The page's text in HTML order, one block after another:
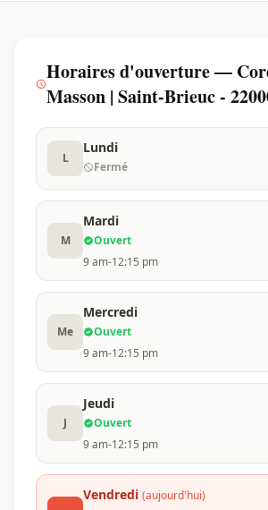
Horaires d'ouverture —
Masson | Saint-Brieuc -
L
Lundi
Fermé
M
Mardi
Ouvert
9 am-12:15 pm
Me
Mercredi
Ouvert
9 am-12:15 pm
J
Jeudi
Ouvert
9 am-12:15 pm
Vendredi (aujourd'hui)